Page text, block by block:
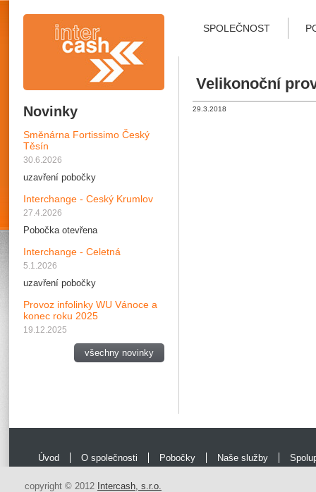
SPOLEČNOST
Novinky
Směnárna Fortissimo Český
Těsín
30.6.2026
uzavření pobočky
Interchange - Ceský Krumlov
27.4.2026
Pobočka otevřena
Interchange - Celetná
5.1.2026
uzavření pobočky
Provoz infolinky WU Vánoce a
konec roku 2025
19.12.2025
všechny novinky
Velikonoční
29.3.2018
Úvod O společnosti Pobočky Naše služby
copyright © 2012 Intercash, s.r.o.